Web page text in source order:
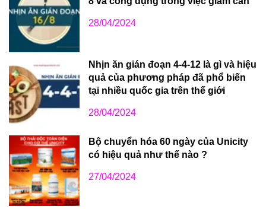
28/04/2024
Nhịn ăn gián đoạn 4-4-12 là gì và hiệu
quả của phương pháp đã phổ biến
tại nhiều quốc gia trên thế giới
28/04/2024
Bộ chuyển hóa 60 ngày của Unicity
có hiệu quả như thế nào ?
27/04/2024